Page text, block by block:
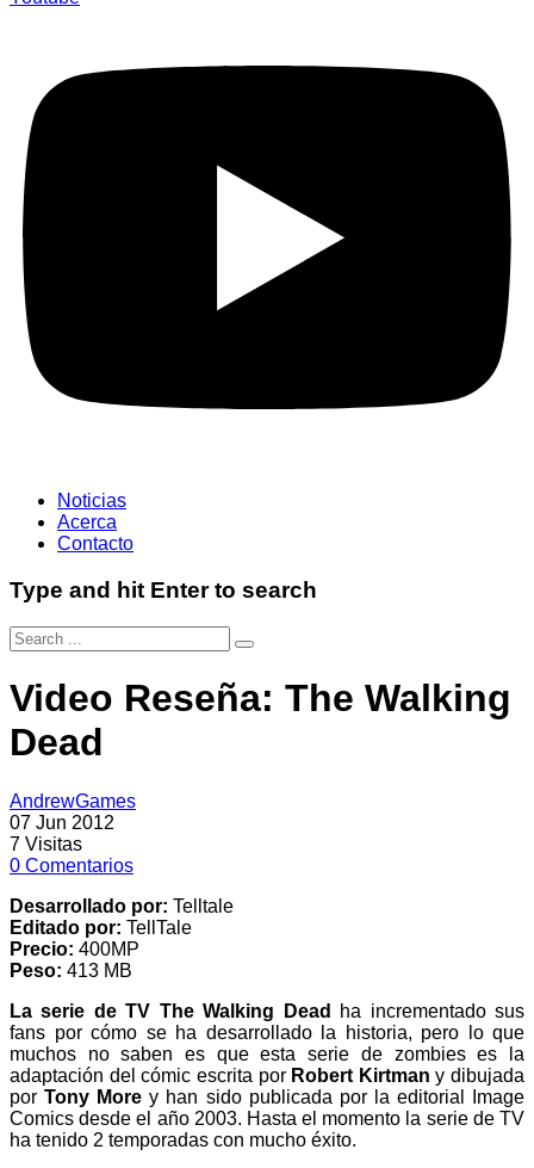
Noticias
Acerca
Contacto
Type and hit Enter to search
Video Reseña: The Walking
Dead
AndrewGames
07 Jun 2012
7 Visitas
0 Comentarios
Desarrollado por: Telltale
Editado por: TellTale
Precio: 400MP
Peso: 413 MB
La serie de TV The Walking Dead
ha incrementado sus
fans por cómo se ha desarrollado la historia, pero lo que
muchos no saben es que esta serie de zombies es la
adaptación del cómic escrita por Robert Kirtman y dibujada
porTony More y han sido publicada por la editorial Image
Comics desde el año 2003. Hasta el momento la serie de TV
ha tenido 2 temporadas con mucho éxito.